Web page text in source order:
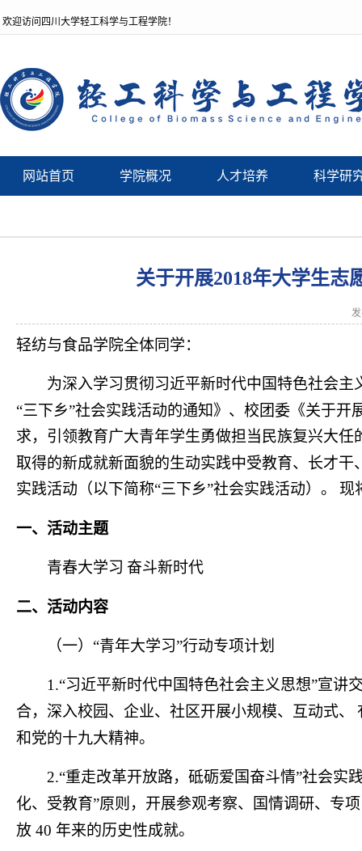
欢迎访问四川大学轻工科学与工程学院！
网站首页 学院概况 人才培养 科学研
关于开展2018年大学生志
轻纺与食品学院全体同学：
为深入学习贯彻习近平新时代中国特色社会主
“三下乡”社会实践活动的通知》、校团委《关于开
求，引领教育广大青年学生勇做担当民族复兴大任
取得的新成就新面貌的生动实践中受教育、长才干
实践活动（以下简称“三下乡”社会实践活动）。
现
一、活动主题
青春大学习 奋斗新时代
二、活动内容
（一） “青年大学习”行动专项计划
1.“习近平新时代中国特色社会主义思想”宣讲
合，深入校园、企业、社区开展小规模、互动式、
和党的十九大精神。
2.“重走改革开放路，砥砺爱国奋斗情”社会实
化、受教育”原则，开展参观考察、国情调研、专项
放 40 年来的历史性成就。